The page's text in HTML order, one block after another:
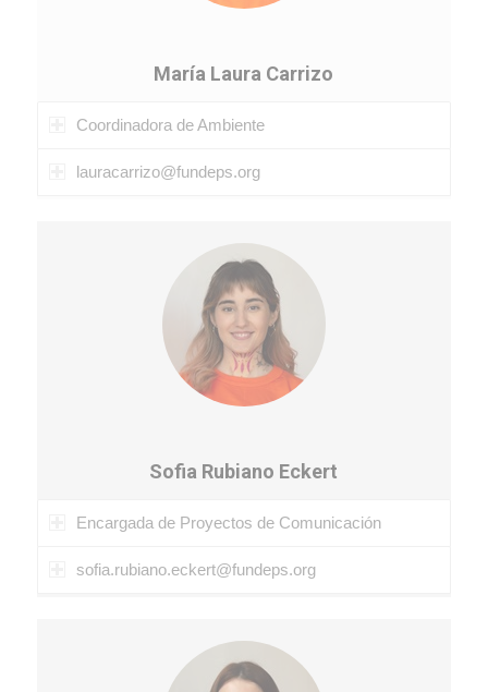
María Laura Carrizo
Coordinadora de Ambiente
lauracarrizo@fundeps.org
Sofia Rubiano Eckert
Encargada de Proyectos de Comunicación
sofia.rubiano.eckert@fundeps.org